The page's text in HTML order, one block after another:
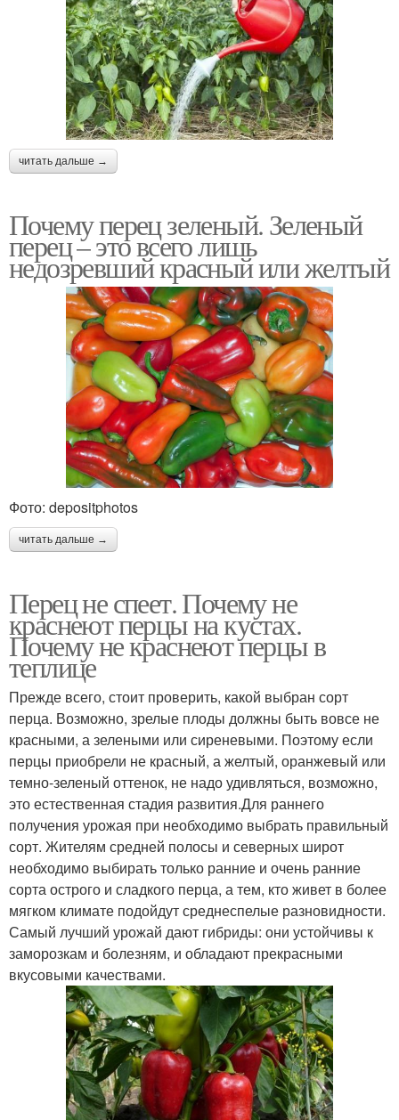
читать дальше →
Почему перец зеленый. Зеленый
перец – это всего лишь
недозревший красный или желтый
Фото: depositphotos
читать дальше →
Перец не спеет. Почему не
краснеют перцы на кустах.
Почему не краснеют перцы в
теплице
Прежде всего, стоит проверить, какой выбран сорт
перца. Возможно, зрелые плоды должны быть вовсе не
красными, а зелеными или сиреневыми. Поэтому если
перцы приобрели не красный, а желтый, оранжевый или
темно-зеленый оттенок, не надо удивляться, возможно,
это естественная стадия развития.Для раннего
получения урожая при необходимо выбрать правильный
сорт. Жителям средней полосы и северных широт
необходимо выбирать только ранние и очень ранние
сорта острого и сладкого перца, а тем, кто живет в более
мягком климате подойдут среднеспелые разновидности.
Самый лучший урожай дают гибриды: они устойчивы к
заморозкам и болезням, и обладают прекрасными
вкусовыми качествами.